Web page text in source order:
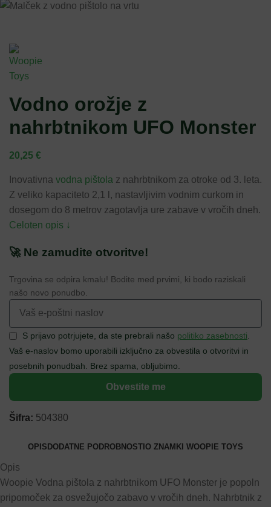
Vodno orožje z
nahrbtnikom UFO Monster
20,25 €
Inovativna vodna pištola z nahrbtnikom za otroke od 3. leta.
Z veliko kapaciteto 2,1 l, nastavljivim vodnim curkom in
dosegom do 8 metrov zagotavlja ure zabave v vročih dneh.
Celoten opis ↓
🚀 Ne zamudite otvoritve!
Trgovina se odpira kmalu! Bodite med prvimi, ki bodo raziskali
našo novo ponudbo.
S prijavo potrjujete, da ste prebrali našo politiko zasebnosti
Vaš e-naslov bomo uporabili izključno za obvestila o otvoritvi in
posebnih ponudbah. Brez spama, obljubimo.
Obvestite me
Šifra: 504380
OPIS DODATNE PODROBNOSTI O ZNAMKI WOOPIE TOYS
Opis
Woopie Vodna pištola z nahrbtnikom UFO Monster je popoln
pripomoček za osvežujočo zabavo v vročih dneh. Nahrbtnik z